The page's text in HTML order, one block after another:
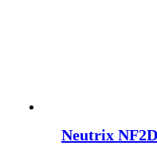
Neutrix